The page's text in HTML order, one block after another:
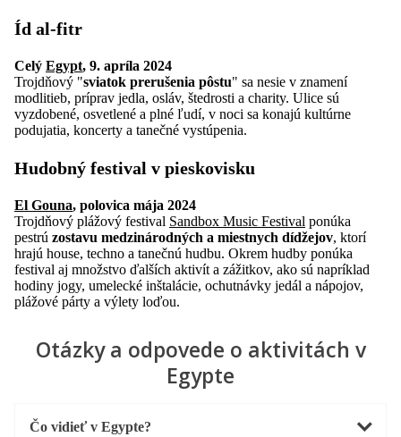
Íd al-fitr
Celý Egypt, 9. apríla 2024
Trojdňový "sviatok prerušenia pôstu" sa nesie v znamení
modlitieb, príprav jedla, osláv, štedrosti a charity. Ulice sú
vyzdobené, osvetlené a plné ľudí, v noci sa konajú kultúrne
podujatia, koncerty a tanečné vystúpenia.
Hudobný festival v pieskovisku
El Gouna, polovica mája 2024
Trojdňový plážový festival Sandbox Music Festival ponúka
pestrú zostavu medzinárodných a miestnych dídžejov, ktorí
hrajú house, techno a tanečnú hudbu. Okrem hudby ponúka
festival aj množstvo ďalších aktivít a zážitkov, ako sú napríklad
hodiny jogy, umelecké inštalácie, ochutnávky jedál a nápojov,
plážové párty a výlety loďou.
Otázky a odpovede o aktivitách v
Egypte
Čo vidieť v Egypte?